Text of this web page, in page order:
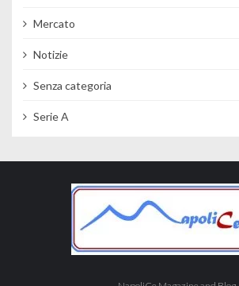
Mercato
Notizie
Senza categoria
Serie A